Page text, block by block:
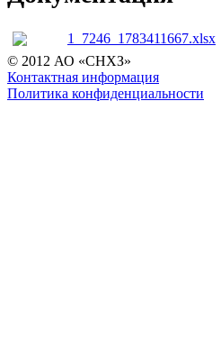
1_7246_1783411667.xlsx
© 2012 АО «СНХЗ»
Контактная информация
Политика конфиденциальности